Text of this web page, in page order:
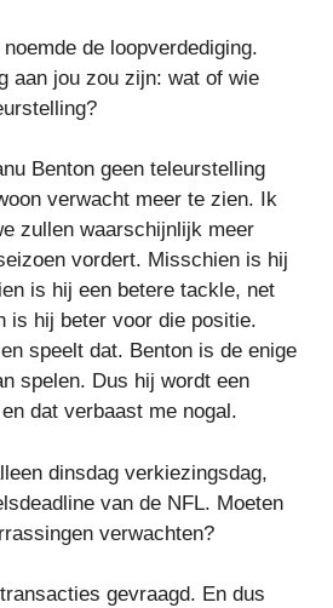
de loopverdediging.
aan jou zou zijn: wat of wie
Benton geen teleurstelling
verwacht meer te zien. Ik
zullen waarschijnlijk meer
vordert. Misschien is hij
is hij een betere tackle, net
is hij beter voor die positie.
speelt dat. Benton is de enige
spelen. Dus hij wordt een
dat verbaast me nogal.
dinsdag verkiezingsdag,
van de NFL. Moeten
verwachten?
transacties gevraagd. En dus